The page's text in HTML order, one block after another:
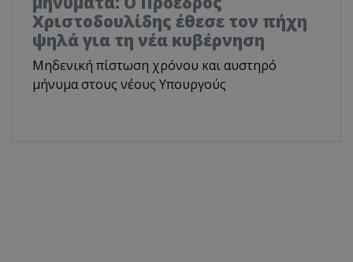
Χριστοδουλίδης έθεσε τον πήχη
ψηλά για τη νέα κυβέρνηση
Μηδενική πίστωση χρόνου και αυστηρό
μήνυμα στους νέους Υπουργούς